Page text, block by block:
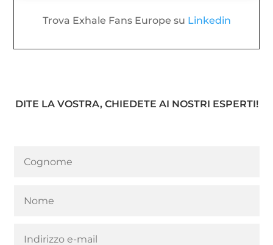
Trova Exhale Fans Europe su Linkedin
DITE LA VOSTRA, CHIEDETE AI NOSTRI ESPERTI!